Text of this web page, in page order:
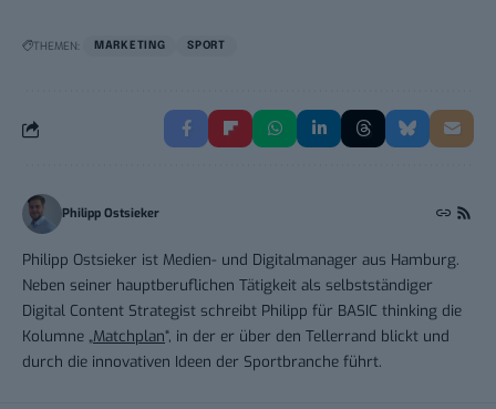
THEMEN: MARKETING SPORT
Philipp Ostsieker
Philipp Ostsieker ist Medien- und Digitalmanager aus Hamburg.
Neben seiner hauptberuflichen Tätigkeit als selbstständiger
Digital Content Strategist schreibt Philipp für BASIC thinking die
Kolumne „Matchplan“, in der er über den Tellerrand blickt und
durch die innovativen Ideen der Sportbranche führt.